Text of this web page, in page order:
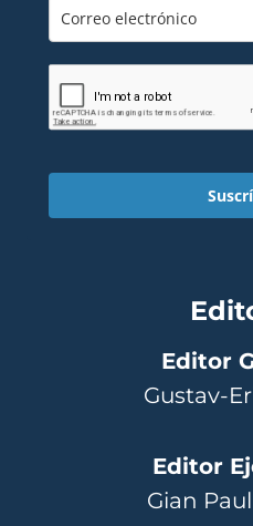
Editor
Gustav-
Editor
Gian